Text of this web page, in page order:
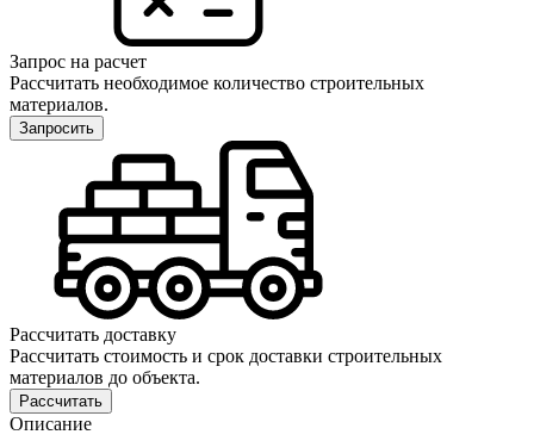
Запрос на расчет
Рассчитать необходимое количество строительных
материалов.
Запросить
Рассчитать доставку
Рассчитать стоимость и срок доставки строительных
материалов до объекта.
Рассчитать
Описание